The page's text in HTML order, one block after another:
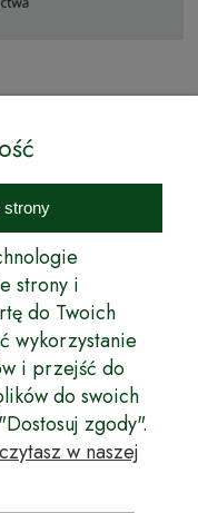
Sady to inicjatywa
jest wprowadzenie na
ozdobnych oraz
zarówno małych, jak
ofertę - wspaniałe
i owocowych,
produkowane są
plantatorów.
drzewka cechuje
naszego klimatu
sklepu
drzewka
borówka
strony
strony i
do Twoich
wykorzystanie
i przejść do
do swoich
zgody".
w naszej